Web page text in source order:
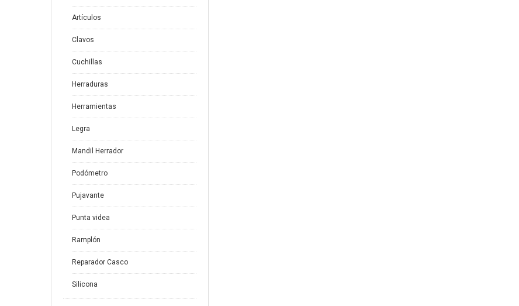
Artículos
Clavos
Cuchillas
Herraduras
Herramientas
Legra
Mandil Herrador
Podómetro
Pujavante
Punta videa
Ramplón
Reparador Casco
Silicona